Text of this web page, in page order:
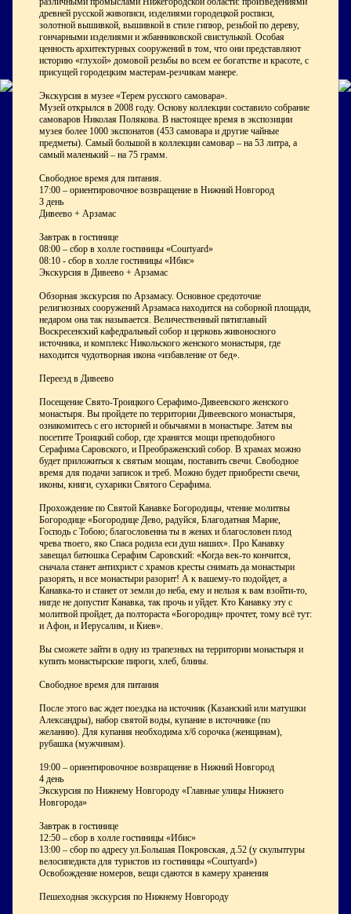
древней русской живописи, изделиями городецкой росписи,
золотной вышивкой, вышивкой в стиле гипюр, резьбой по дереву,
гончарными изделиями и жбанниковской свистулькой. Особая
ценность архитектурных сооружений в том, что они представляют
историю «глухой» домовой резьбы во всем ее богатстве и красоте, с
присущей городецким мастерам-резчикам манере.
Экскурсия в музее «Терем русского самовара».
Музей открылся в 2008 году. Основу коллекции составило собрание
самоваров Николая Полякова. В настоящее время в экспозиции
музея более 1000 экспонатов (453 самовара и другие чайные
предметы). Самый большой в коллекции самовар – на 53 литра, а
самый маленький – на 75 грамм.
Свободное время для питания.
17:00 – ориентировочное возвращение в Нижний Новгород
3 день
Дивеево + Арзамас
Завтрак в гостинице
08:00 – сбор в холле гостиницы «Courtyard»
08:10 - сбор в холле гостиницы «Ибис»
Экскурсия в Дивеево + Арзамас
Обзорная экскурсия по Арзамасу. Основное средоточие
религиозных сооружений Арзамаса находится на соборной площади,
недаром она так называется. Величественный пятиглавый
Воскресенский кафедральный собор и церковь живоносного
источника, и комплекс Никольского женского монастыря, где
находится чудотворная икона «избавление от бед».
Переезд в Дивеево
Посещение Свято-Троицкого Серафимо-Дивеевского женского
монастыря. Вы пройдете по территории Дивеевского монастыря,
ознакомитесь с его историей и обычаями в монастыре. Затем вы
посетите Троицкий собор, где хранятся мощи преподобного
Серафима Саровского, и Преображенский собор. В храмах можно
будет приложиться к святым мощам, поставить свечи. Свободное
время для подачи записок и треб. Можно будет приобрести свечи,
иконы, книги, сухарики Святого Серафима.
Прохождение по Святой Канавке Богородицы, чтение молитвы
Богородице «Богородице Дево, радуйся, Благодатная Марие,
Господь с Тобою; благословенна ты в женах и благословен плод
чрева твоего, яко Спаса родила еси душ наших». Про Канавку
завещал батюшка Серафим Саровский: «Когда век-то кончится,
сначала станет антихрист с храмов кресты снимать да монастыри
разорять, и все монастыри разорит! А к вашему-то подойдет, а
Канавка-то и станет от земли до неба, ему и нельзя к вам взойти-то,
нигде не допустит Канавка, так прочь и уйдет. Кто Канавку эту с
молитвой пройдет, да полтораста «Богородиц» прочтет, тому всё тут:
и Афон, и Иерусалим, и Киев».
Вы сможете зайти в одну из трапезных на территории монастыря и
купить монастырские пироги, хлеб, блины.
Свободное время для питания
После этого вас ждет поездка на источник (Казанский или матушки
Александры), набор святой воды, купание в источнике (по
желанию). Для купания необходима х/б сорочка (женщинам),
рубашка (мужчинам).
19:00 – ориентировочное возвращение в Нижний Новгород
4 день
Экскурсия по Нижнему Новгороду «Главные улицы Нижнего
Новгорода»
Завтрак в гостинице
12:50 – сбор в холле гостиницы «Ибис»
13:00 – сбор по адресу ул.Большая Покровская, д.52 (у скульптуры
велосипедиста для туристов из гостиницы «Courtyard»)
Освобождение номеров, вещи сдаются в камеру хранения
Пешеходная экскурсия по Нижнему Новгороду